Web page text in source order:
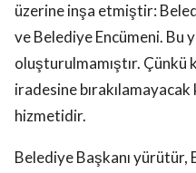
üzerine inşa etmiştir:
ve Belediye Encümeni. Bu
oluşturulmamıştır.
iradesine
hizmetidir.
Belediye Başkanı yürütür,